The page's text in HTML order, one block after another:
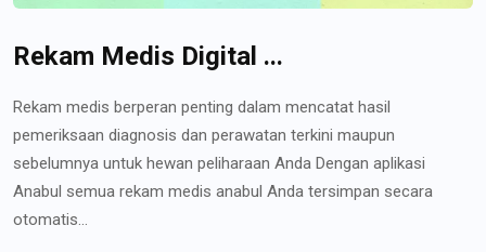
Rekam Medis Digital ...
Rekam medis berperan penting dalam mencatat hasil
pemeriksaan diagnosis dan perawatan terkini maupun
sebelumnya untuk hewan peliharaan Anda Dengan aplikasi
Anabul semua rekam medis anabul Anda tersimpan secara
otomatis...